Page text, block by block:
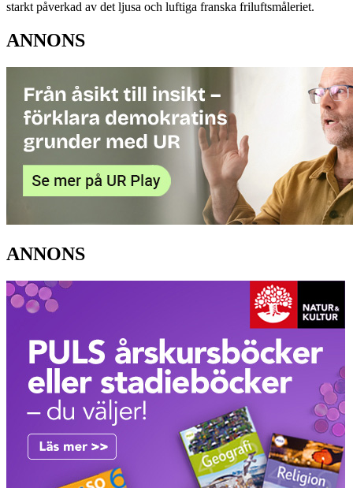
starkt påverkad av det ljusa och luftiga franska friluftsmåleriet.
ANNONS
ANNONS